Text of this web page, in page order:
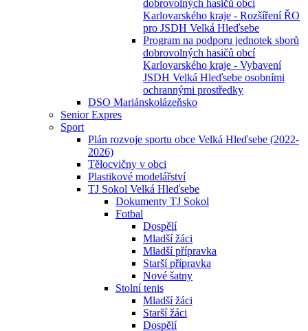
dobrovolných hasičů obcí
Karlovarského kraje - Rozšíření ŘO
pro JSDH Velká Hleďsebe
Program na podporu jednotek sborů
dobrovolných hasičů obcí
Karlovarského kraje - Vybavení
JSDH Velká Hleďsebe osobními
ochrannými prostředky
DSO Mariánskolázeňsko
Senior Expres
Sport
Plán rozvoje sportu obce Velká Hleďsebe (2022-
2026)
Tělocvičny v obci
Plastikové modelářství
TJ Sokol Velká Hleďsebe
Dokumenty TJ Sokol
Fotbal
Dospělí
Mladší žáci
Mladší přípravka
Starší přípravka
Nové šatny
Stolní tenis
Mladší žáci
Starší žáci
Dospělí